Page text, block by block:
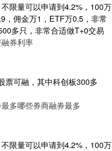
限量可以申请到4.2%，100万
，佣金万1，ETF万0.5，非常
多只，非常合适做T+0交易
券利率
票可融，其中科创板300多
多哪些券商融券最多
限量可以申请到4.2%，100万